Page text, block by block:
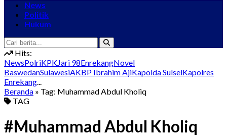
News
Politik
Hukum
Hits:
NewsPolriKPKJari 98EnrekangNovel
BaswedanSulawesiAKBP Ibrahim AjiKapolda SulselKapolres
Enrekang...
Beranda » Tag: Muhammad Abdul Kholiq
TAG
#Muhammad Abdul Kholiq